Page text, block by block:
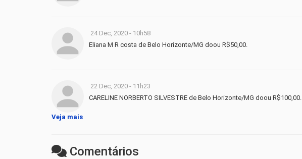
24 Dec, 2020 - 10h58
Eliana M R costa de Belo Horizonte/MG doou R$50,00.
22 Dec, 2020 - 11h23
CARELINE NORBERTO SILVESTRE de Belo Horizonte/MG doou R$100,00.
Veja mais
Comentários